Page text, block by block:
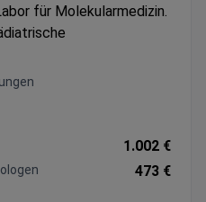
für Molekularmedizin.
bis zum
1.002 €
473 €